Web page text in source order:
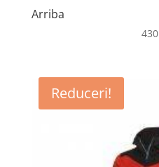
Arriba
430
Reduceri!